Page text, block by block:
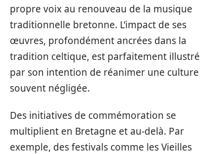
propre voix au renouveau de la musique
traditionnelle bretonne. L’impact de ses
œuvres, profondément ancrées dans la
tradition celtique, est parfaitement illustré
par son intention de réanimer une culture
souvent négligée.
Des initiatives de commémoration se
multiplient en Bretagne et au-delà. Par
exemple, des festivals comme les Vieilles